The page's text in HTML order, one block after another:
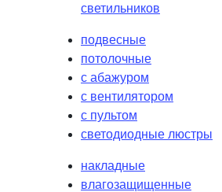
светильников
подвесные
потолочные
с абажуром
с вентилятором
с пультом
светодиодные люстры
накладные
влагозащищенные